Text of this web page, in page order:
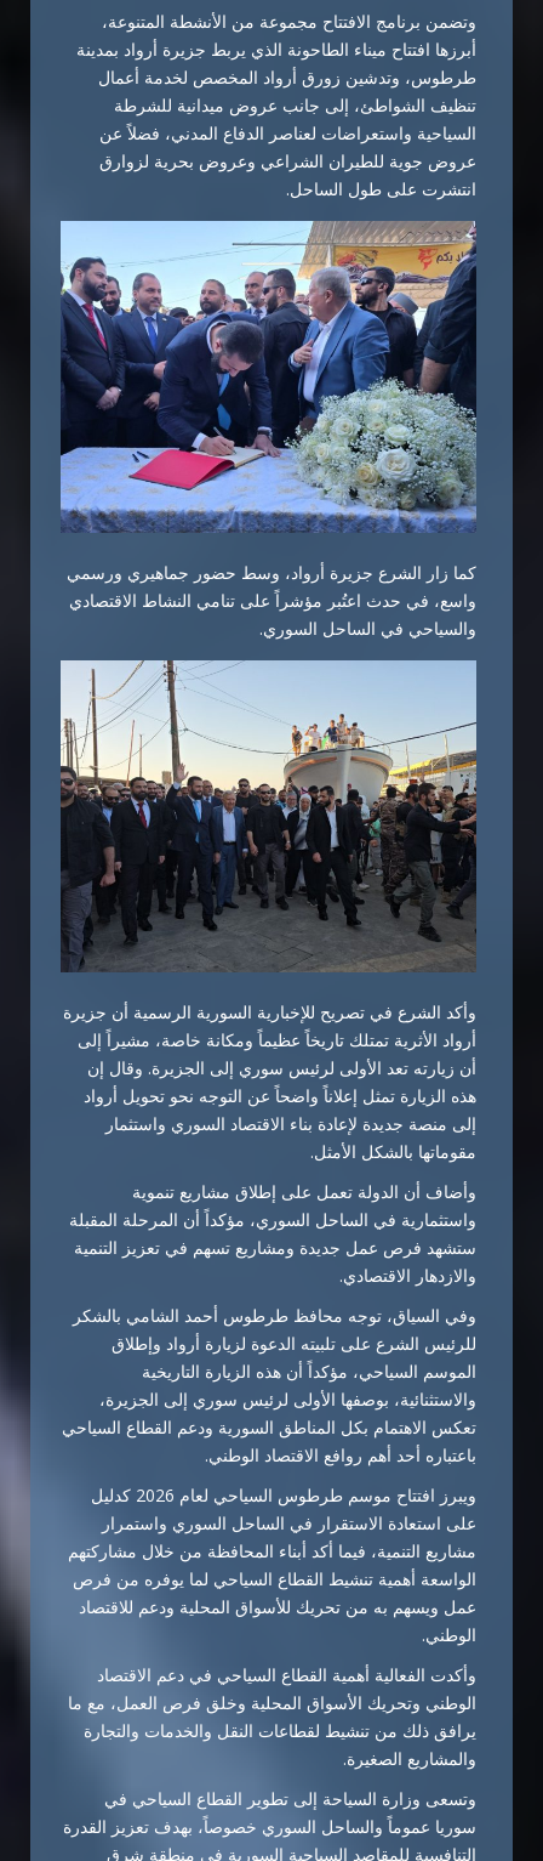
وتضمن برنامج الافتتاح مجموعة من الأنشطة المتنوعة،
أبرزها افتتاح ميناء الطاحونة الذي يربط جزيرة أرواد بمدينة
طرطوس، وتدشين زورق أرواد المخصص لخدمة أعمال
تنظيف الشواطئ، إلى جانب عروض ميدانية للشرطة
السياحية واستعراضات لعناصر الدفاع المدني، فضلاً عن
عروض جوية للطيران الشراعي وعروض بحرية لزوارق
انتشرت على طول الساحل.
كما زار الشرع جزيرة أرواد، وسط حضور جماهيري ورسمي
واسع، في حدث اعتُبر مؤشراً على تنامي النشاط الاقتصادي
والسياحي في الساحل السوري.
وأكد الشرع في تصريح للإخبارية السورية الرسمية أن جزيرة
أرواد الأثرية تمتلك تاريخاً عظيماً ومكانة خاصة، مشيراً إلى
أن زيارته تعد الأولى لرئيس سوري إلى الجزيرة. وقال إن
هذه الزيارة تمثل إعلاناً واضحاً عن التوجه نحو تحويل أرواد
إلى منصة جديدة لإعادة بناء الاقتصاد السوري واستثمار
مقوماتها بالشكل الأمثل.
وأضاف أن الدولة تعمل على إطلاق مشاريع تنموية
واستثمارية في الساحل السوري، مؤكداً أن المرحلة المقبلة
ستشهد فرص عمل جديدة ومشاريع تسهم في تعزيز التنمية
والازدهار الاقتصادي.
وفي السياق، توجه محافظ طرطوس أحمد الشامي بالشكر
للرئيس الشرع على تلبيته الدعوة لزيارة أرواد وإطلاق
الموسم السياحي، مؤكداً أن هذه الزيارة التاريخية
والاستثنائية، بوصفها الأولى لرئيس سوري إلى الجزيرة،
تعكس الاهتمام بكل المناطق السورية ودعم القطاع السياحي
باعتباره أحد أهم روافع الاقتصاد الوطني.
ويبرز افتتاح موسم طرطوس السياحي لعام 2026 كدليل
على استعادة الاستقرار في الساحل السوري واستمرار
مشاريع التنمية، فيما أكد أبناء المحافظة من خلال مشاركتهم
الواسعة أهمية تنشيط القطاع السياحي لما يوفره من فرص
عمل ويسهم به من تحريك للأسواق المحلية ودعم للاقتصاد
الوطني.
وأكدت الفعالية أهمية القطاع السياحي في دعم الاقتصاد
الوطني وتحريك الأسواق المحلية وخلق فرص العمل، مع ما
يرافق ذلك من تنشيط لقطاعات النقل والخدمات والتجارة
والمشاريع الصغيرة.
وتسعى وزارة السياحة إلى تطوير القطاع السياحي في
سوريا عموماً والساحل السوري خصوصاً، بهدف تعزيز القدرة
التنافسية للمقاصد السياحية السورية في منطقة شرق